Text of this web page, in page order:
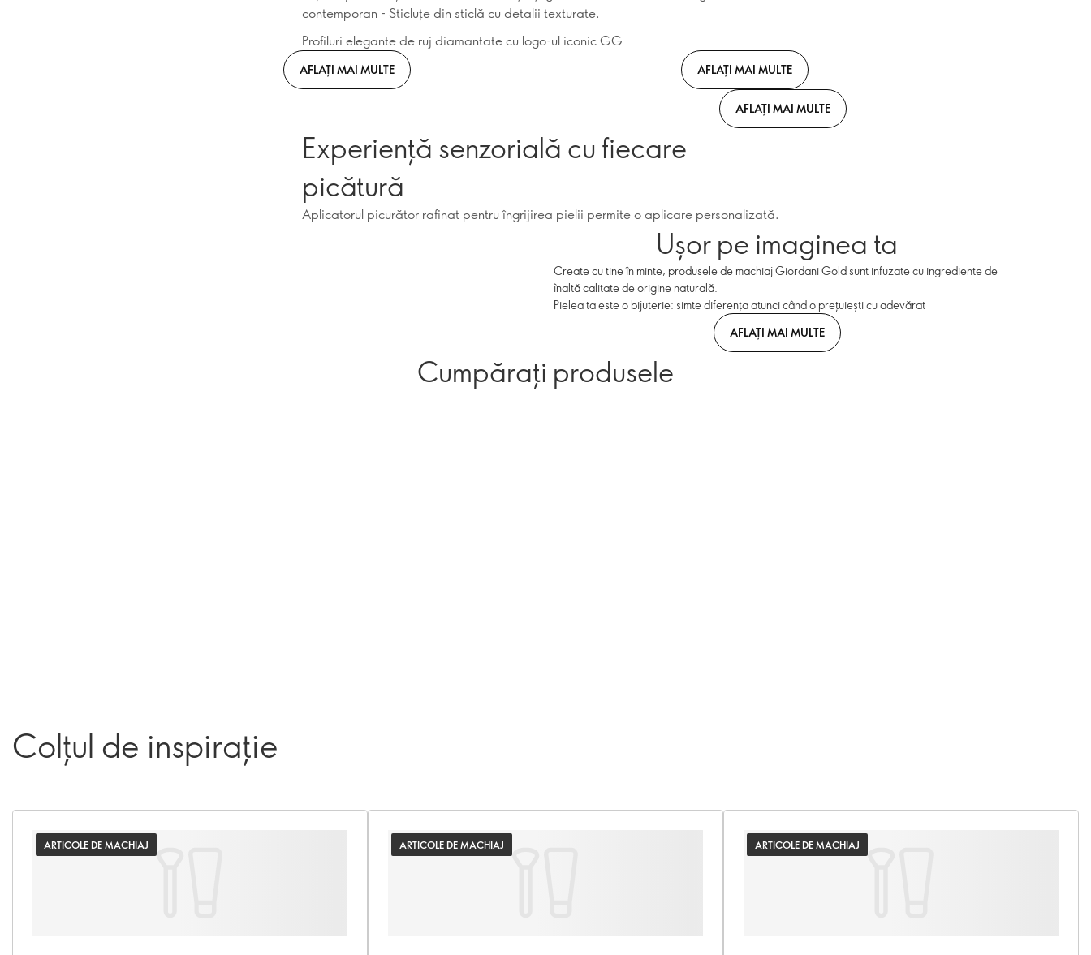
contemporan - Sticluțe din sticlă cu detalii texturate.
Profiluri elegante de ruj diamantate cu logo-ul iconic GG
AFLAȚI MAI MULTE AFLAȚI MAI MULTE
AFLAȚI MAI MULTE
Experiență senzorială cu fiecare
picătură
Aplicatorul picurător rafinat pentru îngrijirea pielii permite o aplicare personalizată.
Ușor pe imaginea ta
Create cu tine în minte, produsele de machiaj Giordani Gold sunt infuzate cu ingrediente de
înaltă calitate de origine naturală.
Pielea ta este o bijuterie: simte diferența atunci când o prețuiești cu adevărat
AFLAȚI MAI MULTE
Cumpărați produsele
Colțul de inspirație
ARTICOLE DE MACHIAJ ARTICOLE DE MACHIAJ ARTICOLE DE MACHIAJ